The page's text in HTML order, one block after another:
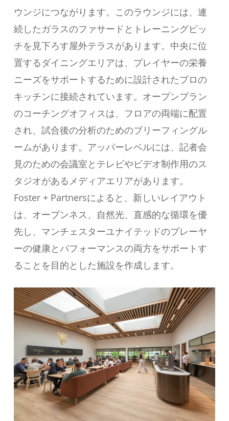
ウンジにつながります。このラウンジには、連
続したガラスのファサードとトレーニングピッ
チを見下ろす屋外テラスがあります。中央に位
置するダイニングエリアは、プレイヤーの栄養
ニーズをサポートするために設計されたプロの
キッチンに接続されています。オープンプラン
のコーチングオフィスは、フロアの両端に配置
され、試合後の分析のためのブリーフィングル
ームがあります。アッパーレベルには、記者会
見のための会議室とテレビやビデオ制作用のス
タジオがあるメディアエリアがあります。
Foster + Partnersによると、新しいレイアウト
は、オープンネス、自然光、直感的な循環を優
先し、マンチェスターユナイテッドのプレーヤ
ーの健康とパフォーマンスの両方をサポートす
ることを目的とした施設を作成します。